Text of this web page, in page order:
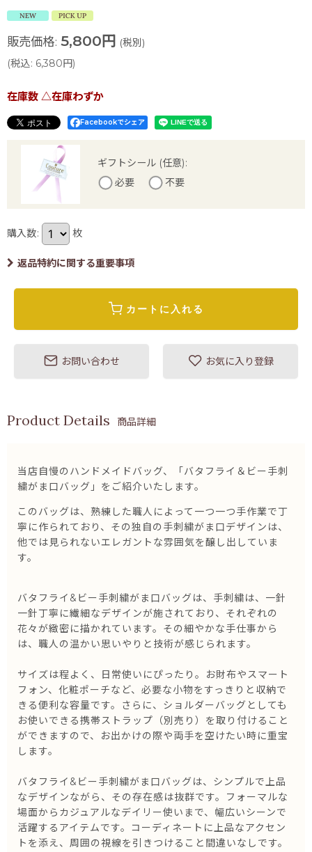
販売価格: 5,800円 (税別)
(税込: 6,380円)
在庫数 △在庫わずか
Facebookでシェア
ギフトシール (任意):
必要
不要
購入数: 枚
返品特約に関する重要事項
カートに入れる
お問い合わせ お気に入り登録
商品詳細
当店自慢のハンドメイドバッグ、「バタフライ＆ビー手刺
繍がま口バッグ」をご紹介いたします。
このバッグは、熟練した職人によって一つ一つ手作業で丁
寧に作られており、 その独自の手刺繍がま口デザインは、
他では見られないエレガントな雰囲気を醸し出していま
す。
バタフライ&ビー手刺繍がま口バッグは、手刺繍は、一針
一針丁寧に繊細なデザインが施されており、それぞれの
花々が緻密に描かれています。その細やかな手仕事から
は、職人の温かい思いやりと技術が感じられます。
サイズは程よく、日常使いにぴったり。お財布やスマート
フォン、化粧ポーチなど、必要な小物をすっきりと収納で
きる便利な容量です。さらに、ショルダーバッグとしても
お使いできる携帯ストラップ（別売り）を取り付けること
ができますので、お出かけの際や両手を空けたい時に重宝
します。
バタフライ&ビー手刺繍がま口バッグは、シンプルで上品
なデザインながら、その存在感は抜群です。フォーマルな
場面からカジュアルなデイリー使いまで、幅広いシーンで
活躍するアイテムです。コーディネートに上品なアクセン
トを添え、周囲の視線を引きつけること間違いなしです。